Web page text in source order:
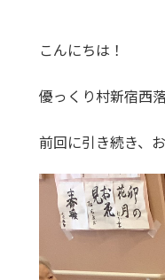
こんにちは！
優っくり村新宿西
前回に引き続き、